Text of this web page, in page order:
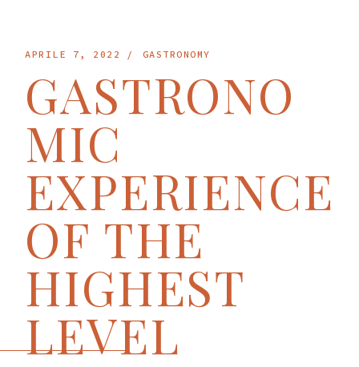
APRILE 7, 2022 GASTRONOMY
GASTRONO
MIC
EXPERIENCE
OF THE
HIGHEST
LEVEL